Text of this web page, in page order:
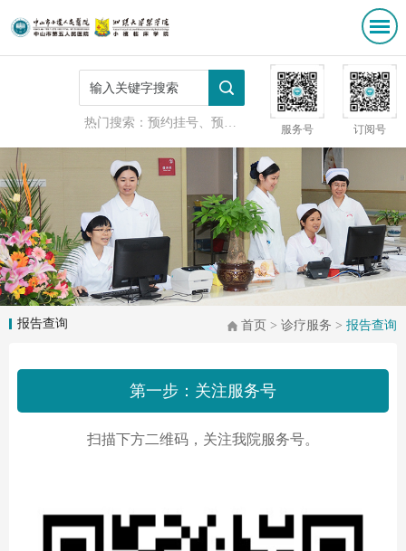
热门搜索：预约挂号、预防接种 服务号 订阅号
首页 > 诊疗服务 > 报告查询
报告查询
第一步：关注服务号
扫描下方二维码，关注我院服务号。